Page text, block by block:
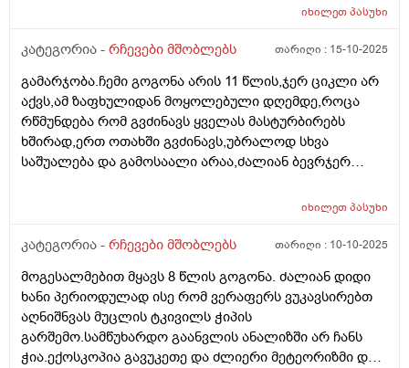
ხან. სვავს ხან არა,..მართლა დაბალია 11.1იხილეთპასუხი
კატეგორია - რჩევები მშობლებს თარიღი : 15-10-2025
გამარჯობა.ჩემი გოგონა არის 11 წლის,ჯერ ციკლი არ
აქვს,ამ ზაფხულიდან მოყოლებული დღემდე,როცა
რწმუნდება რომ გვძინავს ყველას მასტურბირებს
ხშირად,ერთ ოთახში გვძინავს,უბრალოდ სხვა
საშუალება და გამოსაალი არაა,ძალიან ბევრჯერ
ყვირილზე გადავედი,არასასიამოვნოა მისი ეს ქცევა..
იხილეთპასუხი
კატეგორია - რჩევები მშობლებს თარიღი : 10-10-2025
მოგესალმებით მყავს 8 წლის გოგონა. ძალიან დიდი
ხანი პერიოდულად ისე რომ ვერაფერს ვუკავსირებთ
აღნიშნვას მუცლის ტკივილს ჭიპის
გარშემო.სამწუხარდო გაანვლის ანალიზში არ ჩანს
ჭია.ექოსკოპია გავუკეთე და ძლიერი მეტეორიზმი და